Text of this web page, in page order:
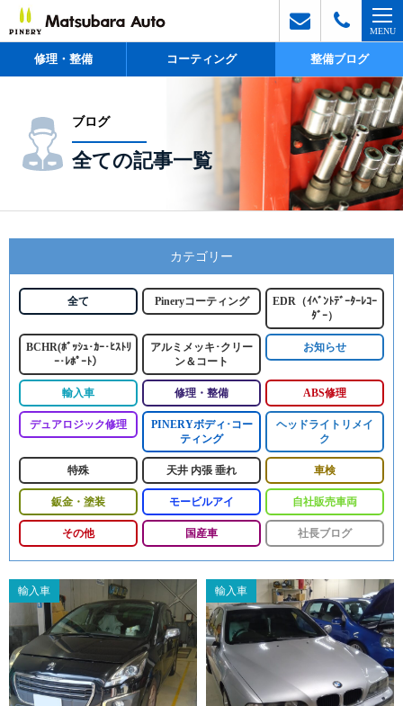
修理・整備 コーティング 整備ブログ
ブログ
全ての記事一覧
カテゴリー
全て Pineryコーティング
EDR（ｲﾍﾞﾝﾄﾃﾞｰﾀｰﾚｺｰ
ﾀﾞｰ）
BCHR(ﾎﾞｯｼｭ･ｶｰ･ﾋｽﾄﾘ
ｰ･ﾚﾎﾟｰﾄ）
アルミメッキ･クリー
ン＆コート
お知らせ
輸入車 修理・整備 ABS修理
デュアロジック修理
PINERYボディ･コー
ティング
ヘッドライトリメイ
ク
特殊 天井 内張 垂れ 車検
鈑金・塗装 モービルアイ 自社販売車両
その他 国産車 社長ブログ
輸入車 輸入車